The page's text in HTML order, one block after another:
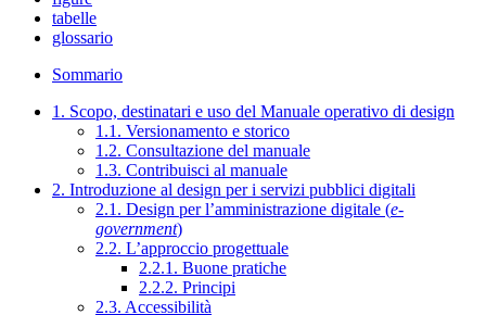
tabelle
glossario
Sommario
1. Scopo, destinatari e uso del Manuale operativo di design
1.1. Versionamento e storico
1.2. Consultazione del manuale
1.3. Contribuisci al manuale
2. Introduzione al design per i servizi pubblici digitali
2.1. Design per l’amministrazione digitale (e-
government)
2.2. L’approccio progettuale
2.2.1. Buone pratiche
2.2.2. Principi
2.3. Accessibilità